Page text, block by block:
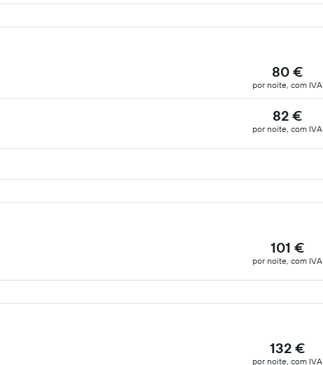
80 €
por noite, com IVA
82 €
por noite, com IVA
101 €
por noite, com IVA
132 €
por noite, com IVA